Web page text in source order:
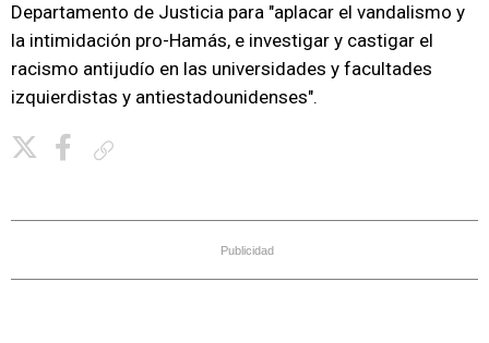
Departamento de Justicia para "aplacar el vandalismo y
la intimidación pro-Hamás, e investigar y castigar el
racismo antijudío en las universidades y facultades
izquierdistas y antiestadounidenses".
Publicidad